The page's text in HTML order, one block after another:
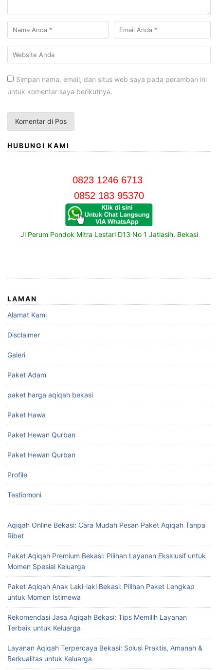
Simpan nama, email, dan situs web saya pada peramban ini
untuk komentar saya berikutnya.
HUBUNGI KAMI
0823 1246 6713
0852 183 95370
Jl Perum Pondok Mitra Lestari D13 No 1 Jatiasih, Bekasi
LAMAN
Alamat Kami
Disclaimer
Galeri
Paket Adam
paket harga aqiqah bekasi
Paket Hawa
Paket Hewan Qurban
Paket Hewan Qurban
Profile
Testiomoni
Aqiqah Online Bekasi: Cara Mudah Pesan Paket Aqiqah Tanpa
Ribet
Paket Aqiqah Premium Bekasi: Pilihan Layanan Eksklusif untuk
Momen Spesial Keluarga
Paket Aqiqah Anak Laki-laki Bekasi: Pilihan Paket Lengkap
untuk Momen Istimewa
Rekomendasi Jasa Aqiqah Bekasi: Tips Memilih Layanan
Terbaik untuk Keluarga
Layanan Aqiqah Terpercaya Bekasi: Solusi Praktis, Amanah &
Berkualitas untuk Keluarga